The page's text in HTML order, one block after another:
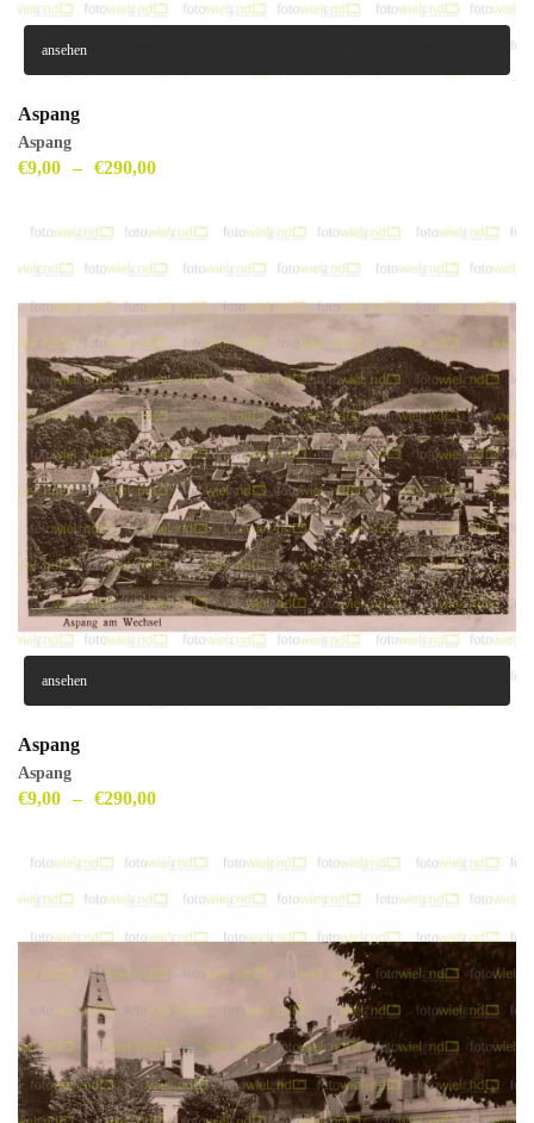
ansehen
Aspang
Aspang
€9,00 – €290,00
ansehen
Aspang
Aspang
€9,00 – €290,00